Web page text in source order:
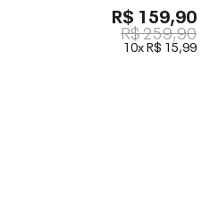
R$ 159,90
R$ 259,90
10xR$ 15,99